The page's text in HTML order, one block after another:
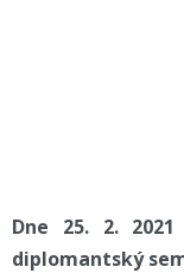
Dne 25. 2.
diplomantský